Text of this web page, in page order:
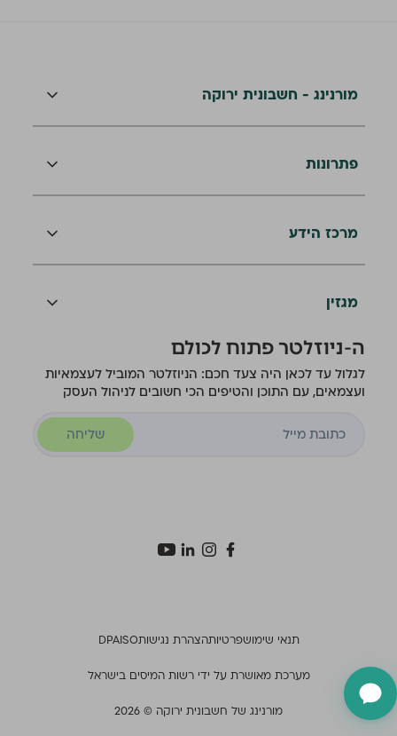
מורנינג - חשבונית ירוקה
פתרונות
מרכז הידע
מגזין
ה-ניוזלטר פתוח לכולם
לגלול עד לכאן היה צעד חכם: הניוזלטר המוביל לעצמאיות
ועצמאים, עם התוכן והטיפים הכי חשובים לניהול העסק
שליחה
תנאי שימושפרטיותהצהרת נגישותISO
DPA
מערכת מאושרת על ידי רשות המיסים בישראל
מורנינג של חשבונית ירוקה © 2026